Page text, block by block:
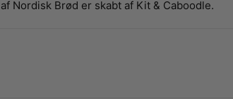
Nordisk Brød er skabt af Kit & Caboodle.